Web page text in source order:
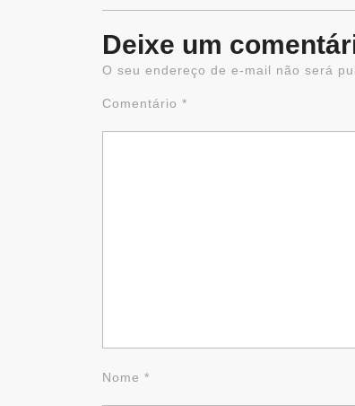
Deixe um
O seu endereço de e-mail não será
Comentário *
Nome *